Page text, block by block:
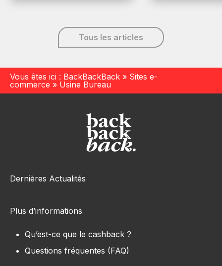
Tous les articles
Vous êtes ici : BackBackBack » Sites e-
commerce » Usine Bureau
Dernières Actualités
Plus d’informations
Qu’est-ce que le cashback ?
Questions fréquentes (FAQ)